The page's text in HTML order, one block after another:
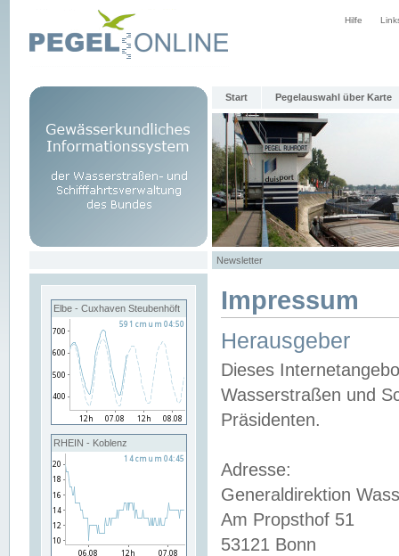
Hilfe
Start Pegelauswahl über Karte
Newsletter
Elbe - Cuxhaven Steubenhöft
RHEIN - Koblenz
Impressum
Herausgeber
Dieses
Wasserstraßen und
Präsidenten.
Adresse:
Generaldirektion
Am Propsthof 51
53121 Bonn